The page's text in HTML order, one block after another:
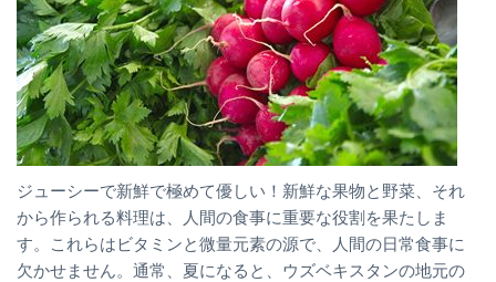
ジューシーで新鮮で極めて優しい！新鮮な果物と野菜、それ
から作られる料理は、人間の食事に重要な役割を果たしま
す。これらはビタミンと微量元素の源で、人間の日常食事に
欠かせません。通常、夏になると、ウズベキスタンの地元の